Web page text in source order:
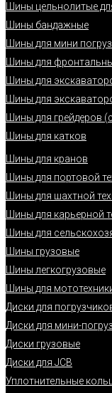
Шины цельнолитые
Шины бандажные
Шины для мини
Шины для
Шины для
Шины для
Шины для грейдеров
Шины для катков
Шины для кранов
Шины для портовой
Шины для шахтной
Шины для карьерной
Шины для
Шины грузовые
Шины легкогрузовые
Шины для
Диски для
Диски для мини-
Диски грузовые
Диски для JCB
Уплотнительные